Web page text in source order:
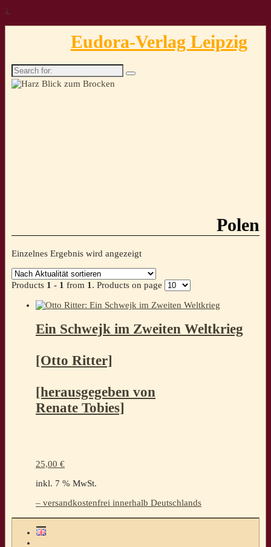
↓
Eudora-Verlag Leipzig
Search
for:
Polen
Einzelnes Ergebnis wird angezeigt
Products 1 - 1 from 1 . Products on page
Ein Schwejk im Zweiten Weltkrieg
[Otto Ritter]
[herausgegeben von
Renate Tobies]
25,00 €
inkl. 7 % MwSt.
– versandkostenfrei innerhalb Deutschlands